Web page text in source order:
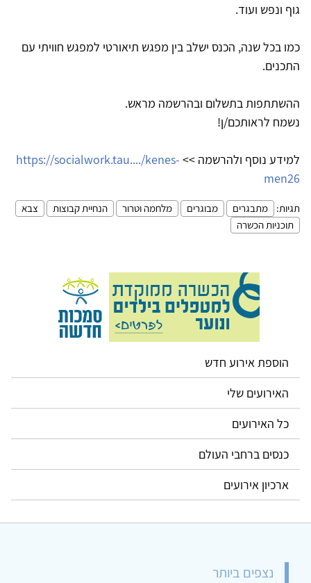
גוף ונפש ועוד.
כמו בכל שנה, הכנס ישלב בין מפגש תיאורטי למפגש חוויתי עם
התכנים.
ההשתתפות בתשלום ובהרשמה מראש.
נשמח לראותכם/ן!
למידע נוסף ולהרשמה >> https://socialwork.tau..../kenes-
men26
תגיות: מתבגרים מבוגרים מלחמה וטרור הנחיית קבוצות
צבא
תוכניות הכשרה
הוספת אירוע חדש
האירועים שלי
כל האירועים
כנסים ברחבי העולם
ארכיון אירועים
נצפים ביותר